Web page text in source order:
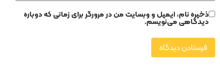
ذخیره نام، ایمیل و وبسایت من در مرورگر برای زمانی که دوباره
دیدگاهی می‌نویسم.